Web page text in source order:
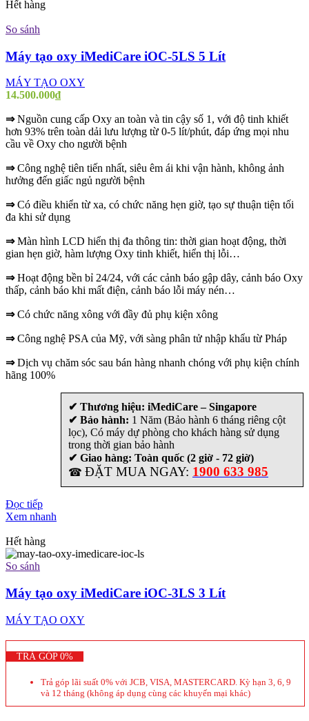
Hết hàng
So sánh
Máy tạo oxy iMediCare iOC-5LS 5 Lít
MÁY TẠO OXY
14.500.000₫
⇒Nguồn cung cấp Oxy an toàn và tin cậy số 1, với độ tinh khiết
hơn 93% trên toàn dải lưu lượng từ 0-5 lít/phút, đáp ứng mọi nhu
cầu về Oxy cho người bệnh
⇒Công nghệ tiên tiến nhất, siêu êm ái khi vận hành, không ảnh
hưởng đến giấc ngủ người bệnh
⇒Có điều khiển từ xa, có chức năng hẹn giờ, tạo sự thuận tiện tối
đa khi sử dụng
⇒Màn hình LCD hiển thị đa thông tin: thời gian hoạt động, thời
gian hẹn giờ, hàm lượng Oxy tinh khiết, hiển thị lỗi…
⇒Hoạt động bền bỉ 24/24, với các cảnh báo gập dây, cảnh báo Oxy
thấp, cảnh báo khi mất điện, cảnh báo lỗi máy nén…
⇒Có chức năng xông với đầy đủ phụ kiện xông
⇒Công nghệ PSA của Mỹ, với sàng phân tử nhập khẩu từ Pháp
⇒Dịch vụ chăm sóc sau bán hàng nhanh chóng với phụ kiện chính
hãng 100%
✔ Thương hiệu: iMediCare – Singapore
✔ Bảo hành: 1 Năm (Bảo hành 6 tháng riêng cột
lọc), Có máy dự phòng cho khách hàng sử dụng
trong thời gian bảo hành
✔ Giao hàng: Toàn quốc (2 giờ - 72 giờ)
☎ ĐẶT MUA NGAY: 1900 633 985
Đọc tiếp
Xem nhanh
Hết hàng
So sánh
Máy tạo oxy iMediCare iOC-3LS 3 Lít
MÁY TẠO OXY
TRẢ GÓP 0%
Trả góp lãi suất 0% với JCB, VISA, MASTERCARD. Kỳ hạn 3, 6, 9
và 12 tháng (không áp dụng cùng các khuyến mại khác)